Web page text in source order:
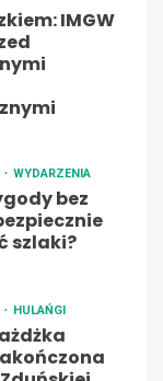
IMGW
WYDARZENIA
bez
szlaki?
HULAŃGI